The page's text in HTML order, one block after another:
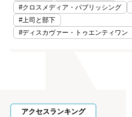
#クロスメディア・パブリッシング
#上司と部下
#ディスカヴァー・トゥエンティワン
アクセスランキング